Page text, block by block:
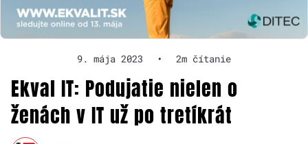
9. mája 2023 • 2m čítanie
Ekval IT: Podujatie nielen o
ženách v IT už po tretíkrát